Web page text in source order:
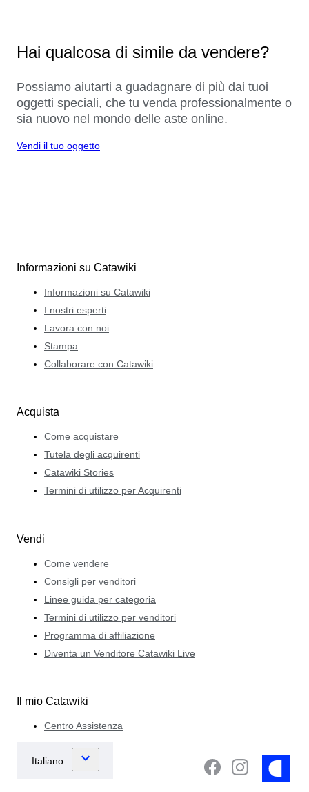
Hai qualcosa di simile da vendere?
Possiamo aiutarti a guadagnare di più dai tuoi
oggetti speciali, che tu venda professionalmente o
sia nuovo nel mondo delle aste online.
Vendi il tuo oggetto
Informazioni su Catawiki
Informazioni su Catawiki
I nostri esperti
Lavora con noi
Stampa
Collaborare con Catawiki
Acquista
Come acquistare
Tutela degli acquirenti
Catawiki Stories
Termini di utilizzo per Acquirenti
Vendi
Come vendere
Consigli per venditori
Linee guida per categoria
Termini di utilizzo per venditori
Programma di affiliazione
Diventa un Venditore Catawiki Live
Il mio Catawiki
Centro Assistenza